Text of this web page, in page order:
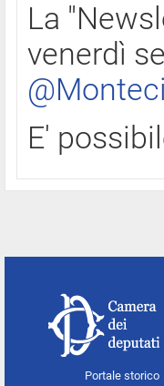
La
venerdì
E'
Portale storico